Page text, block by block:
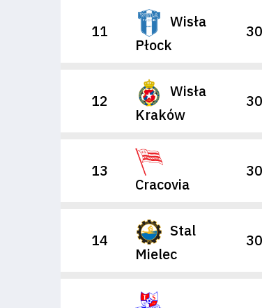
terminarz
Kontakt
11
Wisła
Płock
30
12
Wisła
Kraków
30
13
Cracovia
30
14
Stal
Mielec
30